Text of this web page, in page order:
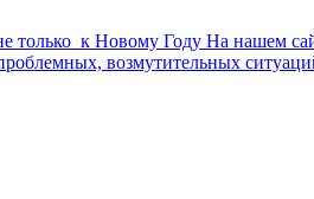
к Новому Году На нашем
возмутительных